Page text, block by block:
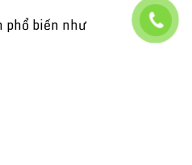
phổ biến như